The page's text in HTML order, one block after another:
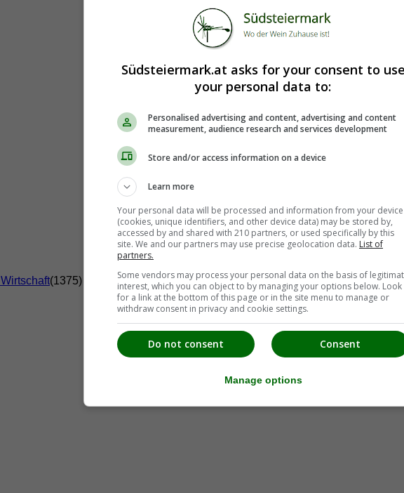
(1375)
Südsteiermark.at asks for your consent to use
your personal data to:
Personalised advertising and content, advertising and content
measurement, audience research and services development
Store and/or access information on a device
Learn more
Your personal data will be processed and information from your device
(cookies, unique identifiers, and other device data) may be stored by,
accessed by and shared with 210 partners, or used specifically by this
site. We and our partners may use precise geolocation data. List of
partners.
Some vendors may process your personal data on the basis of
interest, which you can object to by managing your options below. Look
for a link at the bottom of this page or in the site menu to manage or
withdraw consent in privacy and cookie settings.
Consent
Do not consent
Manage options